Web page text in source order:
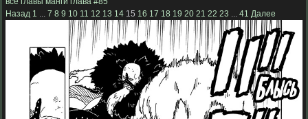
Назад 1 ... 7 8 9 10 11 12 13 14 15 16 17 18 19 20 21 22 23 ... 41 Далее